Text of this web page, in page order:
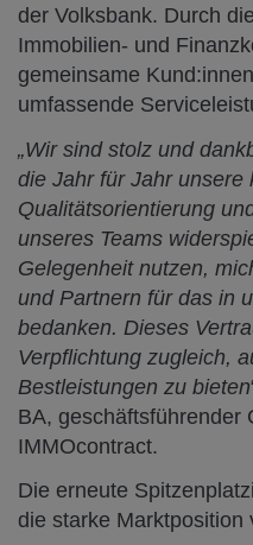
der Volksbank. Durch
Immobilien- und
gemeinsame
umfassende
„Wir sind stolz und
die Jahr für Jahr unsere
Qualitätsorientierung
unseres Teams
Gelegenheit nutzen,
und Partnern für das in
bedanken. Dieses
Verpflichtung zugleich,
Bestleistungen zu bieten
BA, geschäftsführender
IMMOcontract.
Die erneute
die starke